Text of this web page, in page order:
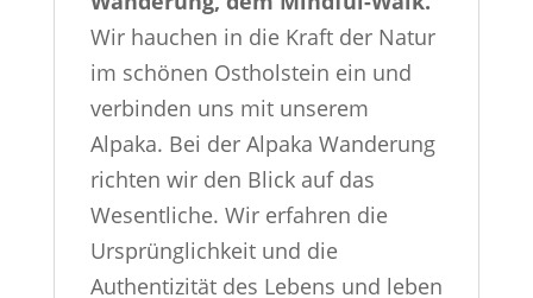
Wir hauchen in die Kraft der Natur
im schönen Ostholstein ein und
verbinden uns mit unserem
Alpaka. Bei der Alpaka Wanderung
richten wir den Blick auf das
Wesentliche. Wir erfahren die
Ursprünglichkeit und die
Authentizität des Lebens und leben